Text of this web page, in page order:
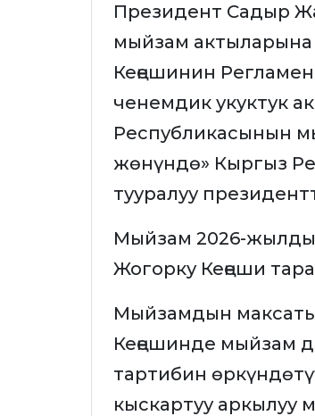
Президент Садыр
мыйзам
Кеңешинин
ченемдик укуктук
Республикасынын
жөнүндө» Кыргыз
тууралуу
Мыйзам 2026-
Жогорку Кеңеши
Мыйзамдын
Кеңешинде мыйзам
тартибин
кыскартуу аркылуу